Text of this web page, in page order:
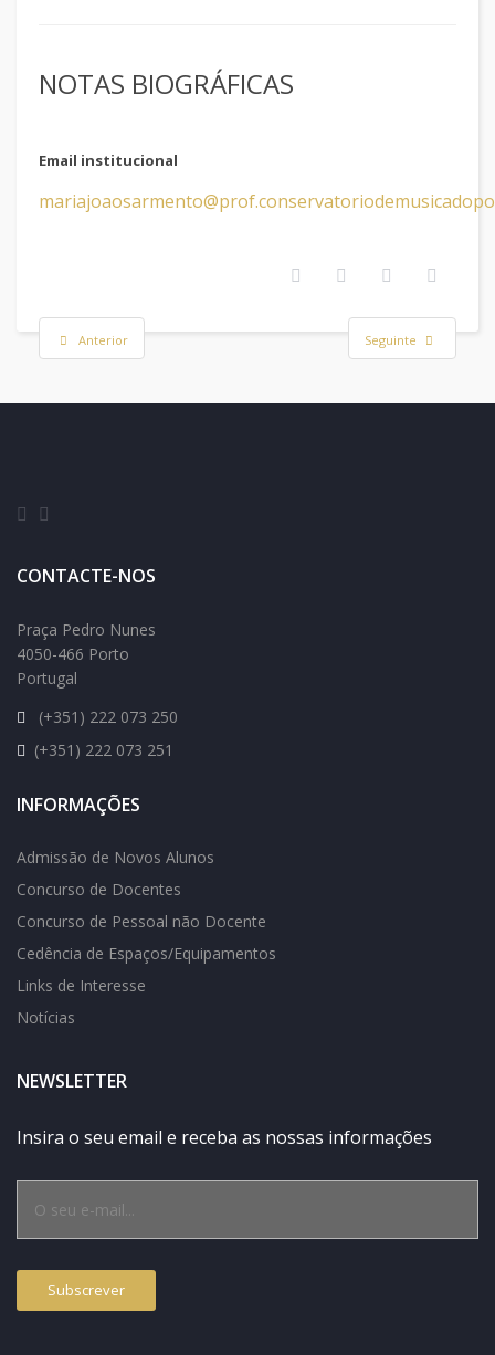
NOTAS BIOGRÁFICAS
Email institucional
Anterior Seguinte
CONTACTE-NOS
Praça Pedro Nunes
4050-466 Porto
Portugal
(+351) 222 073 250
(+351) 222 073 251
INFORMAÇÕES
Admissão de Novos Alunos
Concurso de Docentes
Concurso de Pessoal não Docente
Cedência de Espaços/Equipamentos
Links de Interesse
Notícias
NEWSLETTER
Insira o seu email e receba as nossas informações